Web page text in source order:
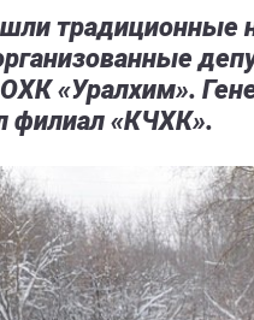
традиционные
«Уралхим».
филиал «КЧХК».